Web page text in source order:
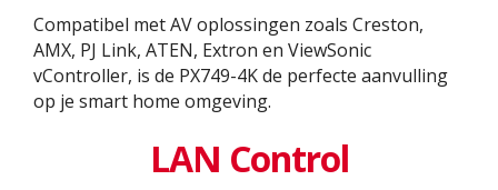
Compatibel met AV oplossingen zoals Creston,
AMX, PJ Link, ATEN, Extron en ViewSonic
vController, is de PX749-4K de perfecte aanvulling
op je smart home omgeving.
LAN Control